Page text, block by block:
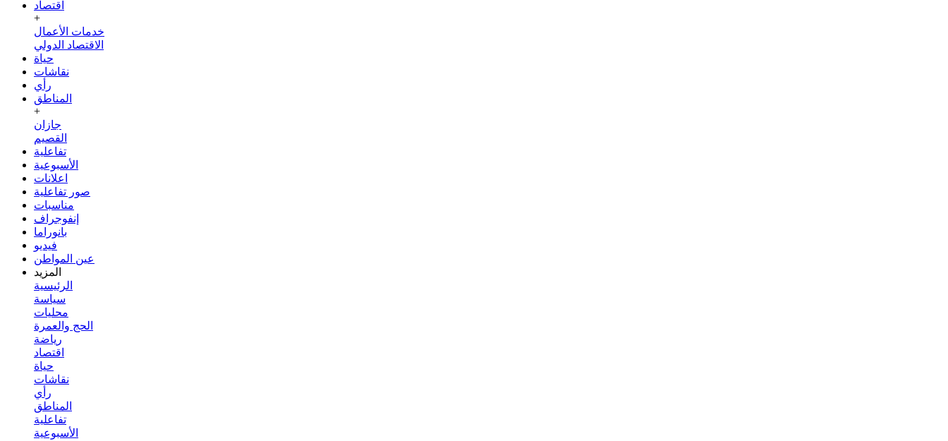
اقتصاد
+
خدمات الأعمال
الاقتصاد الدولي
حياة
نقاشات
رأي
المناطق
+
جازان
القصيم
تفاعلية
الأسبوعية
اعلانات
صور تفاعلية
مناسبات
إنفوجراف
بانوراما
فيديو
عين المواطن
المزيد
الرئيسية
سياسة
محليات
الحج والعمرة
رياضة
اقتصاد
حياة
نقاشات
رأي
المناطق
تفاعلية
الأسبوعية